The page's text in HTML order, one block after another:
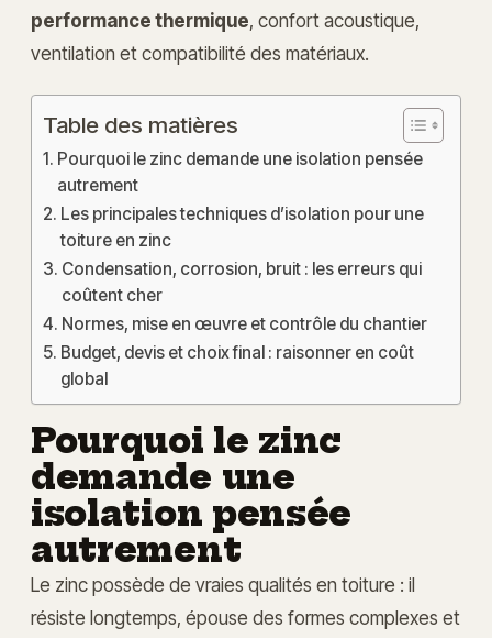
performance thermique, confort acoustique,
ventilation et compatibilité des matériaux.
Table des matières
Pourquoi le zinc demande une isolation pensée
autrement
Les principales techniques d’isolation pour une
toiture en zinc
Condensation, corrosion, bruit : les erreurs qui
coûtent cher
Normes, mise en œuvre et contrôle du chantier
Budget, devis et choix final : raisonner en coût
global
Pourquoi le zinc
demande une
isolation pensée
autrement
Le zinc possède de vraies qualités en toiture : il
résiste longtemps, épouse des formes complexes et